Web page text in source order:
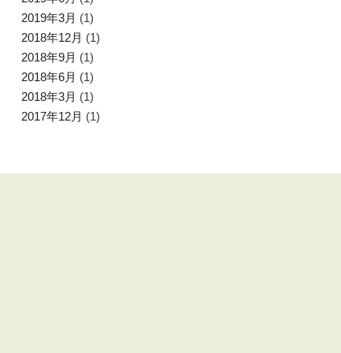
2019年3月 (1)
2018年12月 (1)
2018年9月 (1)
2018年6月 (1)
2018年3月 (1)
2017年12月 (1)